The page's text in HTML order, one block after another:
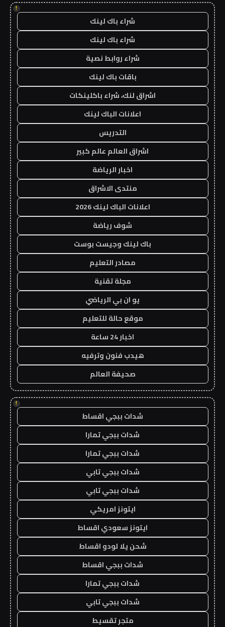
!
شراء باك لينك
شراء باك لينك
شراء روابط نصية
باقات باك لينك
اشراق لنك، شراء باكلينكات
اعلانات الباك لينك
التدريس
اشراق العالم عالم كبير
اخبار الرياضة
منتدى الاشراق
اعلانات الباك لينك 2026
شوف رياضة
باك لينك وجيست بوست
مصادر التعليم
مجلة تقنية
يو ان بي الرياضي
موقع حالة للتعليم
اخبار 24 ساعة
هيدب فنون وترفيه
صحيفة العالم
!
شدات ببجي اقساط
شدات ببجي تمارا
شدات ببجي تمارا
شدات ببجي تابي
شدات ببجي تابي
ايتونز امريكي
ايتونز سعودي اقساط
شحن يلا لودو اقساط
شدات ببجي اقساط
شدات ببجي تمارا
شدات ببجي تابي
متجر تقسيط